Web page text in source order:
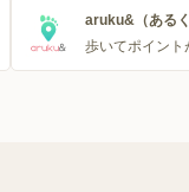
aruku&（ある
歩いてポイント